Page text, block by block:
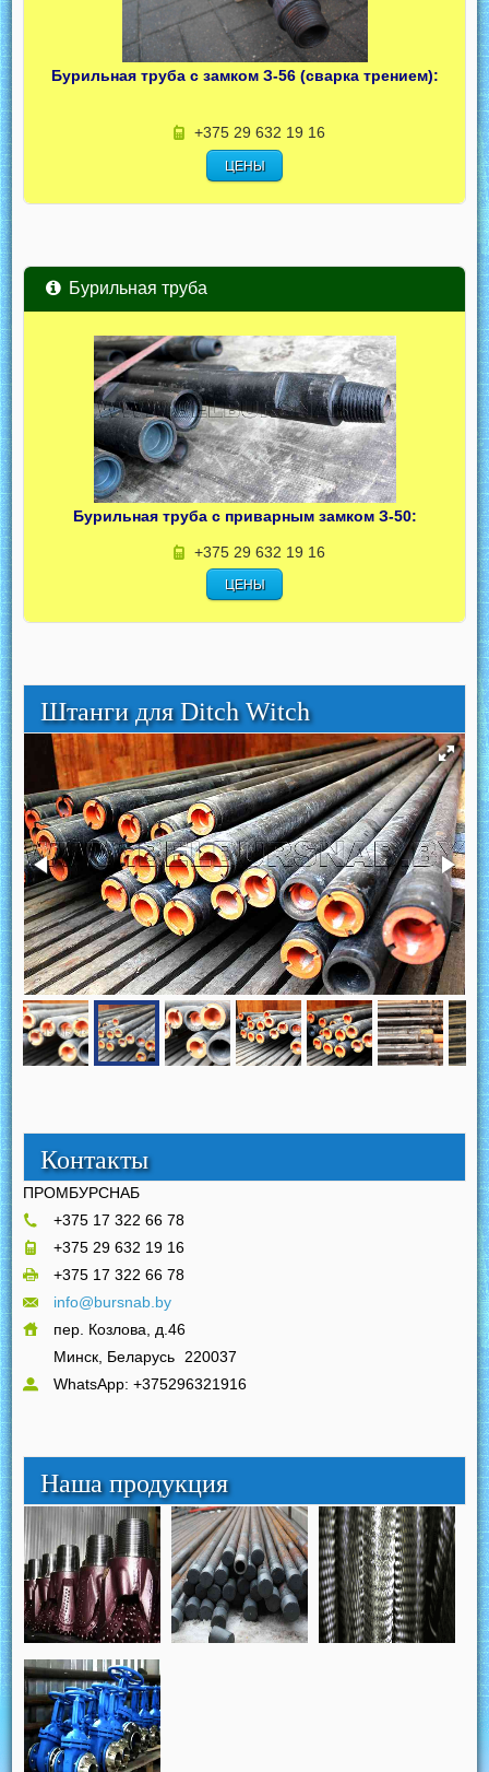
Бурильная труба с замком З-56 (сварка трением):
+375 29 632 19 16
ЦЕНЫ
Бурильная труба
Бурильная труба с приварным замком З-50:
+375 29 632 19 16
ЦЕНЫ
Штанги для Ditch Witch
Контакты
ПРОМБУРСНАБ
+375 17 322 66 78
+375 29 632 19 16
+375 17 322 66 78
info@bursnab.by
пер. Козлова, д.46
Минск, Беларусь 220037
WhatsApp: +375296321916
Наша продукция